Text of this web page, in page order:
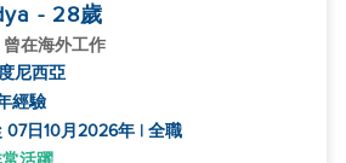
- 28歲
曾在海外工作
尼西亞
經驗
07日10月2026年 | 全職